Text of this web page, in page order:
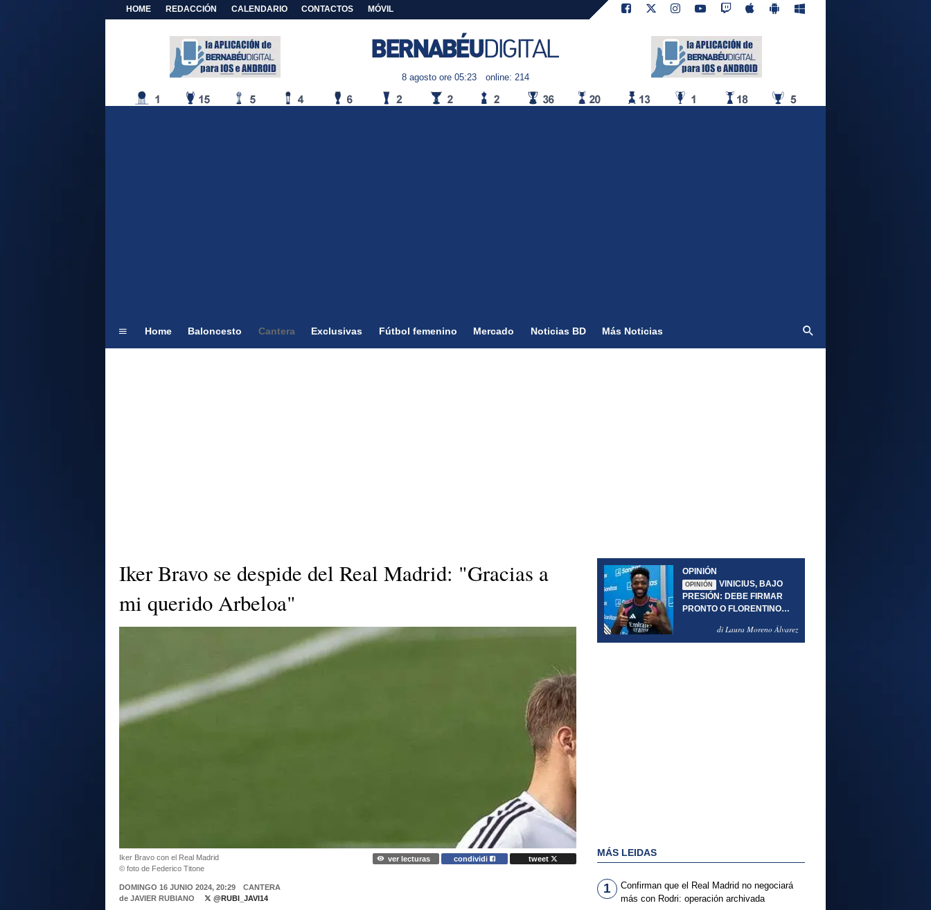
HOME REDACCIÓN CALENDARIO CONTACTOS MÓVIL
8 agosto ore 05:23 online: 214
Home Baloncesto Cantera Exclusivas Fútbol femenino Mercado Noticias BD Más Noticias
Iker Bravo se despide del Real Madrid: "Gracias a
mi querido Arbeloa"
Iker Bravo con el Real Madrid
© foto de Federico Titone
ver lecturas condividi tweet
DOMINGO 16 JUNIO 2024, 20:29
CANTERA
de JAVIER RUBIANO @RUBI_JAVI14
OPINIÓN
OPINIÓN
VINICIUS, BAJO
PRESIÓN: DEBE FIRMAR
PRONTO O FLORENTINO
di Laura Moreno Álvarez
MÁS LEIDAS
1
Confirman que el Real Madrid no negociará
más con Rodri: operación archivada